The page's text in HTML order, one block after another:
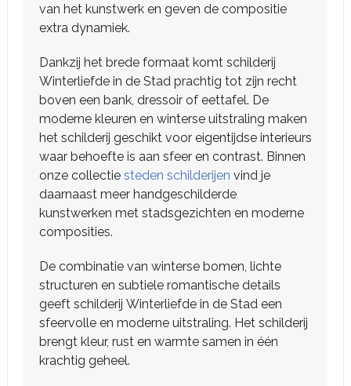
van het kunstwerk en geven de compositie
extra dynamiek.
Dankzij het brede formaat komt schilderij
Winterliefde in de Stad prachtig tot zijn recht
boven een bank, dressoir of eettafel. De
moderne kleuren en winterse uitstraling maken
het schilderij geschikt voor eigentijdse interieurs
waar behoefte is aan sfeer en contrast. Binnen
onze collectie steden schilderijen vind je
daarnaast meer handgeschilderde
kunstwerken met stadsgezichten en moderne
composities.
De combinatie van winterse bomen, lichte
structuren en subtiele romantische details
geeft schilderij Winterliefde in de Stad een
sfeervolle en moderne uitstraling. Het schilderij
brengt kleur, rust en warmte samen in één
krachtig geheel.